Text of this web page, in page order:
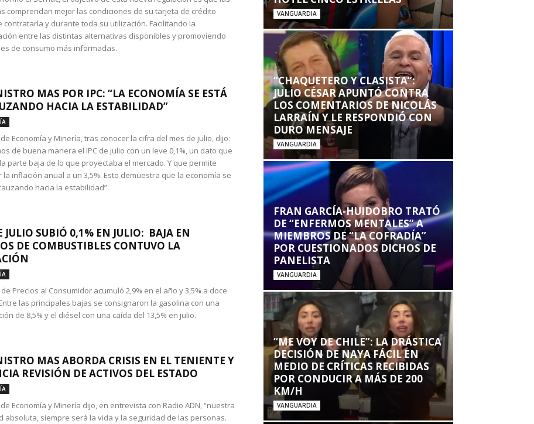
comprendan mejor las condiciones de su tarjeta de crédito
contratarla y durante toda su utilización. Facilitando la
entre las distintas alternativas disponibles y promoviendo
de consumo más informadas.
MAS POR IPC: “LA ECONOMÍA SE ESTÁ
HACIA LA ESTABILIDAD”
Economía y Minería, tras conocer la cifra del mes de julio, dijo:
de buena manera el IPC de julio con un leve 0,1%, un dato que
parte baja de lo que proyectaba el mercado. Y que permite
la inflación anual a un 3,5%. Esto demuestra que la economía se
hacia la estabilidad”.
JULIO SUBIÓ 0,1% EN JULIO: BAJA EN
DE COMBUSTIBLES CONTUVO LA
de Precios al Consumidor acumuló 2,9% en el año y 3,5% a doce
las principales bajas se consignaron la gasolina con una
de 8,5% y el diésel con una caída del 13,5% en julio.
MAS ABORDA CRISIS EN EL TENIENTE Y
REVISIÓN DE ACTIVOS DEL ESTADO
Economía y Minería dijo, en entrevista con Radio ADN, “nuestra
absoluta, siempre será la vida y la seguridad de las personas.
VANGUARDIA
“CHAQUETERO Y CLASISTA”:
JULIO CÉSAR APUNTÓ CONTRA
LOS COMENTARIOS DE NICOLÁS
LARRAÍN Y LE RESPONDIÓ CON
DURO MENSAJE
VANGUARDIA
FRAN GARCÍA-HUIDOBRO TRATÓ
DE “ENFERMOS MENTALES” A
MIEMBROS DE “LA COFRADÍA”
POR CUESTIONADOS DICHOS DE
PANELISTA
VANGUARDIA
“ME VOY DE CHILE”: LA DRÁSTICA
DECISIÓN DE NAYA FÁCIL EN
MEDIO DE CRÍTICAS RECIBIDAS
POR CONDUCIR A MÁS DE 200
KM/H
VANGUARDIA